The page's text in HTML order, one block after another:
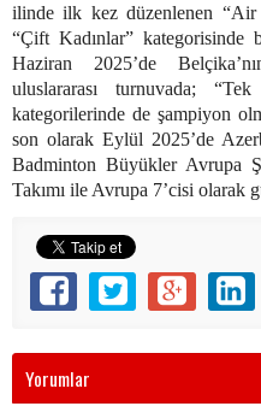
ilinde ilk kez düzenlenen “Air
“Çift Kadınlar”
Haziran 2025’de
uluslararası turnuvada;
kategorilerinde de şampiyon
son olarak Eylül 2025’de
Badminton Büyükler Avrupa
Takımı ile Avrupa 7’cisi olarak
Yorumlar